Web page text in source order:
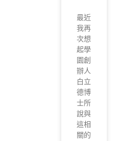
最近
我再
次想
起學
園創
辦人
白立
德博
士所
說與
這相
關的